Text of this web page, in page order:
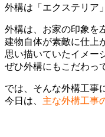
外構は「エクステリア
外構は、お家の印象を
建物自体が素敵に仕上
思い描いていたイメー
ぜひ外構にもこだわっ
では、そんな外構工事
今日は、 主な外構工事